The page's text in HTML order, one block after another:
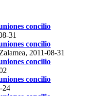
concilio
31
concilio
2011-08-31
concilio
concilio
24